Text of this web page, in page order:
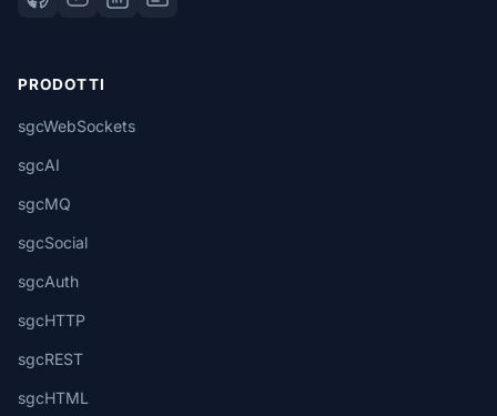
PRODOTTI
sgcWebSockets
sgcAI
sgcMQ
sgcSocial
sgcAuth
sgcHTTP
sgcREST
sgcHTML